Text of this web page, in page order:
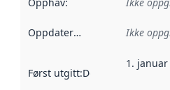
Oppdateringsfrekvens :
Ikke
Først utgitt:Denne datoen
1. januar